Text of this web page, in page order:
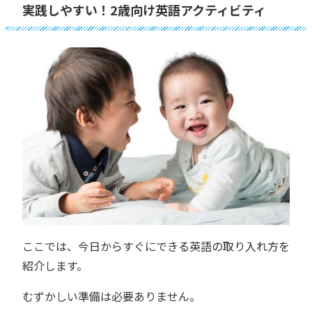
実践しやすい！2歳向け英語アクティビティ
ここでは、今日からすぐにできる英語の取り入れ方を
紹介します。
むずかしい準備は必要ありません。